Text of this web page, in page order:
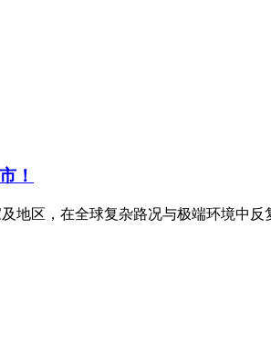
！
地区，在全球复杂路况与极端环境中